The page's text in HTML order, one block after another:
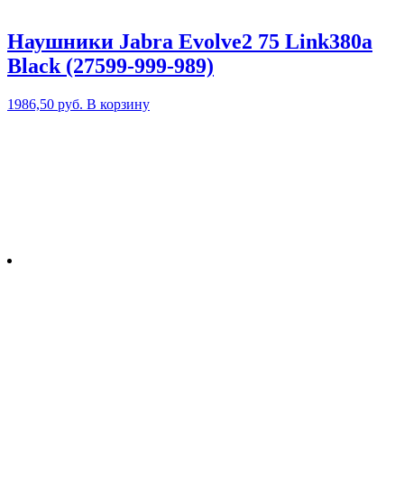
Наушники Jabra Evolve2 75 Link380a
Black (27599-999-989)
1986,50 руб. В корзину